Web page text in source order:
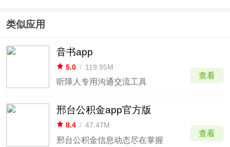
类似应用
音书app
5.0 / 119.95M
听障人专用沟通交流工具
查看
邢台公积金app官方版
8.4 / 47.47M
邢台公积金信息动态尽在掌握
查看